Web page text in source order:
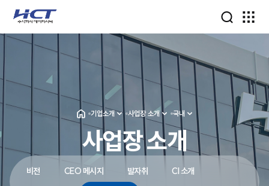
기업소개 사업장 소개 국내
사업장 소개
비전 CEO 메시지 발자취
CI 소개